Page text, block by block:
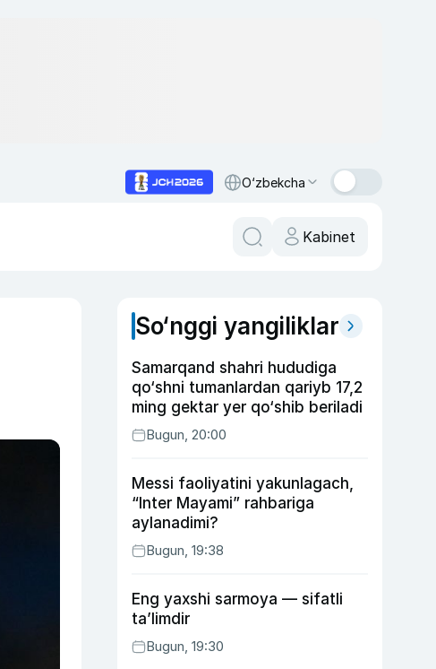
O‘zbekcha
Kabinet
So‘nggi yangiliklar
Samarqand shahri hududiga
qo‘shni tumanlardan qariyb 17,2
ming gektar yer qo‘shib beriladi
Bugun, 20:00
Messi faoliyatini yakunlagach,
“Inter Mayami” rahbariga
aylanadimi?
Bugun, 19:38
Eng yaxshi sarmoya — sifatli
ta’limdir
Bugun, 19:30